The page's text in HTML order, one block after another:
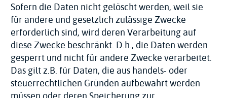
Sofern die Daten nicht gelöscht werden, weil sie
für andere und gesetzlich zulässige Zwecke
erforderlich sind, wird deren Verarbeitung auf
diese Zwecke beschränkt. D.h., die Daten werden
gesperrt und nicht für andere Zwecke verarbeitet.
Das gilt z.B. für Daten, die aus handels- oder
steuerrechtlichen Gründen aufbewahrt werden